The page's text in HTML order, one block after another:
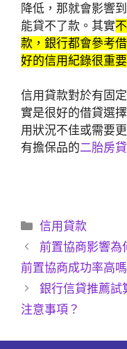
降低，那就會影響
能貸不了款。其實
款，銀行都會參考
好的信用紀錄很重要
信用貸款對於有固
實是很好的借貸選
用狀況不佳或需要
有擔保品的二胎房貸
分
類
信用貸款
前置協商影響為
前置協商成功率高嗎
銀行信貸推薦試
注意事項？